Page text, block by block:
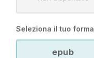
Seleziona il tuo
epub